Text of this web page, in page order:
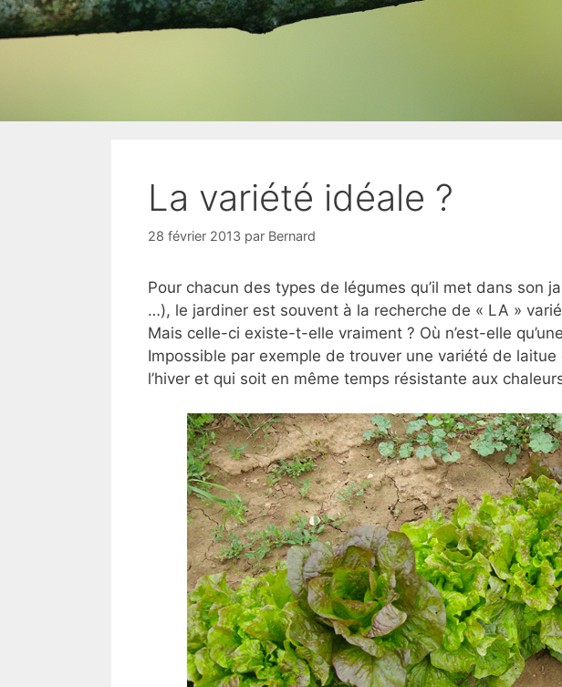
La variété idéale ?
28 février 2013 par Bernard
Pour chacun des types de légumes qu’il met dans son
…), le jardiner est souvent à la recherche de « LA »
Mais celle-ci existe-t-elle vraiment ? Où n’est-elle
Impossible par exemple de trouver une variété de
l’hiver et qui soit en même temps résistante aux